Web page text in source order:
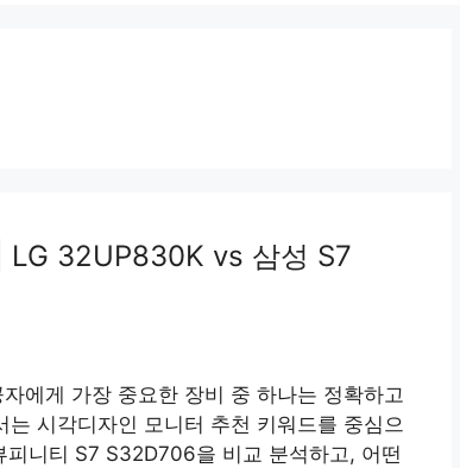
LG 32UP830K vs 삼성 S7
에게 가장 중요한 장비 중 하나는 정확하고
시각디자인 모니터 추천 키워드를 중심으
니티 S7 S32D706을 비교 분석하고, 어떤